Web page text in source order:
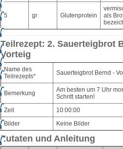
5 gr Glutenprotein
als
Teilrezept: 2. Sauerteigbrot
Vorteig
Name des
Teilrezepts*
Sauerteigbrot Bernd -
Bemerkung
Am besten um 7 Uhr
Schritt starten!
Zeit
10:00:00
Bilder
Keine Bilder
Zutaten und Anleitung